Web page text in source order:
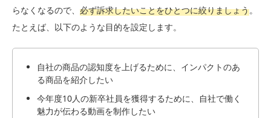
らなくなるので、 必ず訴求したいことをひとつに絞りましょう。
たとえば、以下のような目的を設定します。
自社の商品の認知度を上げるために、インパクトのあ
る商品を紹介したい
今年度10人の新卒社員を獲得するために、自社で働く
魅力が伝わる動画を制作したい